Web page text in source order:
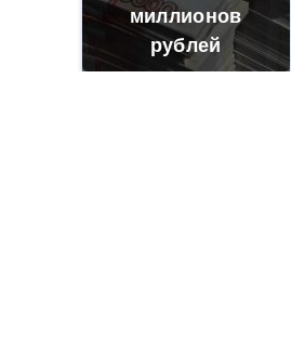
миллионов
рублей